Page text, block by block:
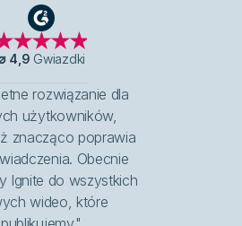
G2
4,9 Gwiazdki
rozwiązanie dla
użytkowników,
znacząco poprawia
Obecnie
Ignite do wszystkich
wideo, które